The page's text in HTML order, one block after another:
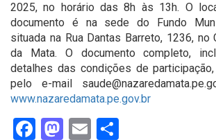
2025, no horário das 8h às 13h. O
documento é na sede do Fundo
situada na Rua Dantas Barreto, 1236, no
da Mata. O documento completo,
detalhes das condições de
pelo e-mail
www.nazaredamata.pe.gov.br
Facebook
Mastodon
Email